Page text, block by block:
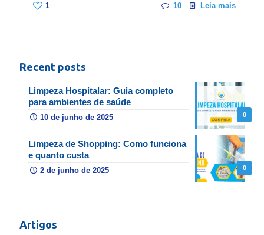
1 10 Leia mais
Recent posts
0
Limpeza Hospitalar: Guia completo
para ambientes de saúde
10 de junho de 2025
0
Limpeza de Shopping: Como funciona
e quanto custa
2 de junho de 2025
Artigos